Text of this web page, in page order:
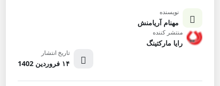
نویسنده
مهنام آریامنش
منتشر کننده
رایا مارکتینگ
تاریخ انتشار
۱۴ فروردین 1402